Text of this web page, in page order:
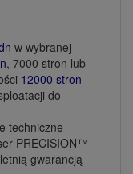
w wybranej
, 7000 stron lub
12000 stron
do
techniczne
PRECISION™
gwarancją